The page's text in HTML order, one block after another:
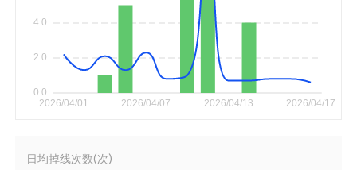
日均掉线次数(次)